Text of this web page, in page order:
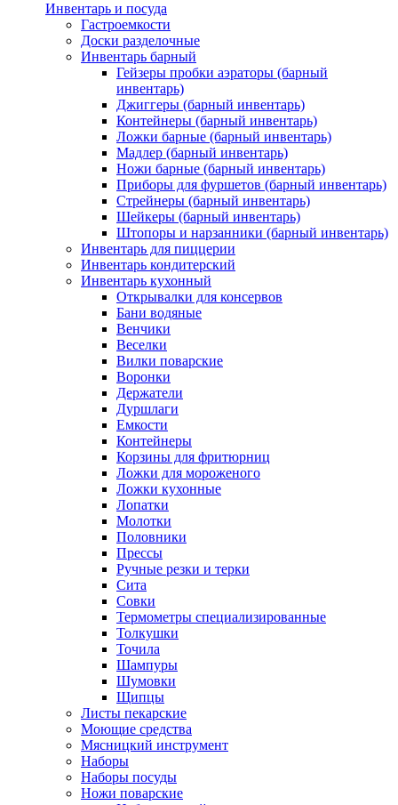
Инвентарь и посуда
Гастроемкости
Доски разделочные
Инвентарь барный
Гейзеры пробки аэраторы (барный
инвентарь)
Джиггеры (барный инвентарь)
Контейнеры (барный инвентарь)
Ложки барные (барный инвентарь)
Мадлер (барный инвентарь)
Ножи барные (барный инвентарь)
Приборы для фуршетов (барный инвентарь)
Стрейнеры (барный инвентарь)
Шейкеры (барный инвентарь)
Штопоры и нарзанники (барный инвентарь)
Инвентарь для пиццерии
Инвентарь кондитерский
Инвентарь кухонный
Открывалки для консервов
Бани водяные
Венчики
Веселки
Вилки поварские
Воронки
Держатели
Дуршлаги
Емкости
Контейнеры
Корзины для фритюрниц
Ложки для мороженого
Ложки кухонные
Лопатки
Молотки
Половники
Прессы
Ручные резки и терки
Сита
Совки
Термометры специализированные
Толкушки
Точила
Шампуры
Шумовки
Щипцы
Листы пекарские
Моющие средства
Мясницкий инструмент
Наборы
Наборы посуды
Ножи поварские